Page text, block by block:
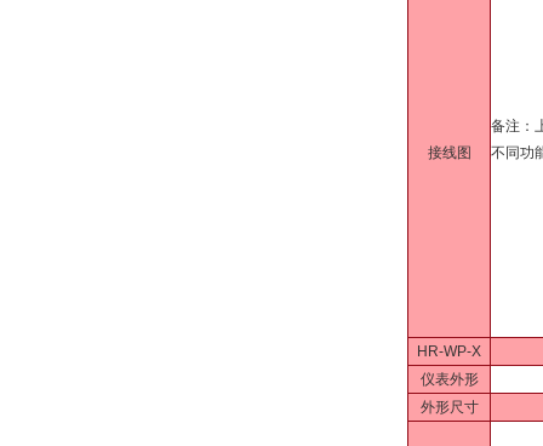
接线图
备注：
不同功
HR-WP-X
仪表外形
外形尺寸